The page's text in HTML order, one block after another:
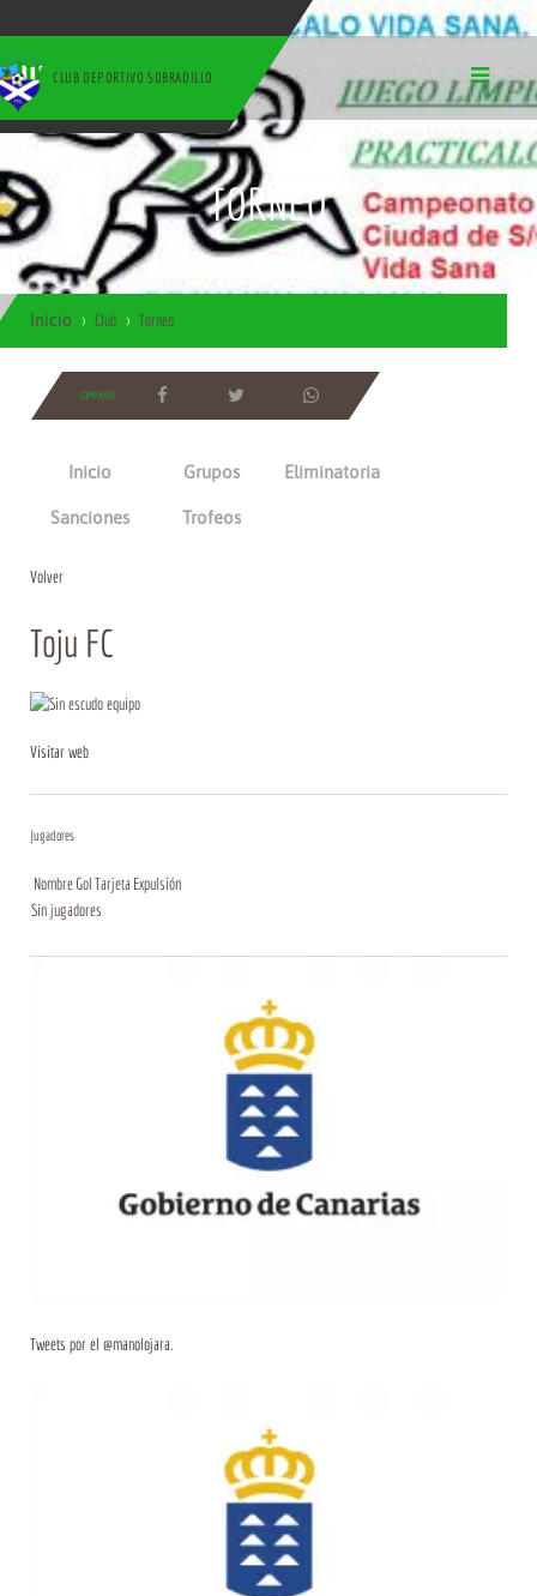
CLUB DEPORTIVO SOBRADILLO
TORNEO
Inicio Club Torneo
COMPARTE
Inicio Grupos Eliminatoria
Sanciones Trofeos
Volver
Toju FC
Visitar web
Jugadores
NombreGolTarjeta Expulsión
Sin jugadores
Tweets por el @manolojara.